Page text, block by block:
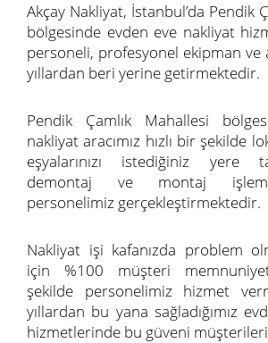
Akçay Nakliyat, İstanbul’da Pendik
bölgesinde evden eve nakliyat
personeli, profesyonel ekipman ve
yıllardan beri yerine getirmektedir.
Pendik Çamlık Mahallesi
nakliyat aracımız hızlı bir şekilde
eşyalarınızı istediğiniz yere
demontaj ve montaj
personelimiz gerçekleştirmektedir.
Nakliyat işi kafanızda problem
için %100 müşteri
şekilde personelimiz hizmet
yıllardan bu yana sağladığımız
hizmetlerinde bu güveni